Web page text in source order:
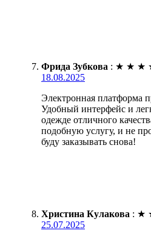
Фрида Зубкова : ★ ★ ★
18.08.2025
Электронная платформа
Удобный интерфейс и
одежде отличного
подобную услугу, и не
буду заказывать снова!
Христина Кулакова : ★
25.07.2025